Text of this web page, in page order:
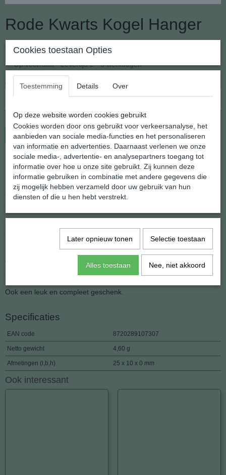
Rode Kwarts Kogel Hanger
€ 17,95 (inclusief btw 21%)
✓Op voorraad- Levertijd 2 - 3 werkdagen
In winkelwagen
Rode Kwarts Kogel Hanger
Voor de één een kogel als zijnde munitie, voor mij en vele anderen
sieraad, verkrijgbaar in 17 verschillende natuurlijke steensoorten.
Kijk onze andere advertenties.
Ook een leuk en compleet geschenk.
Specificaties
EAN code 8720289107307
Netto gewicht 4,60 g
Afmetingen (l,b,h) 25 x 10 x 0 mm
Ook interessant
Cookies toestaan Opties
Toestemming Details Over
Op deze website worden cookies gebruikt
Cookies worden door ons gebruikt voor verkeersanalyse, het
aanbieden van sociale media-functies en het personaliseren
van informatie en advertenties. Daarnaast verlenen we onze
sociale media-, advertentie- en analysepartners toegang tot
informatie over hoe u onze site gebruikt. Zij kunnen deze
informatie gebruiken in combinatie met andere gegevens die
zij mogelijk hebben verzameld door uw gebruik van hun
diensten of die u hen hebt verstrekt.
Later opnieuw tonen Selectie toestaan
Alles toestaan Nee, niet akkoord